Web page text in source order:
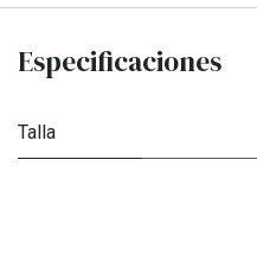
Especificaciones
Talla